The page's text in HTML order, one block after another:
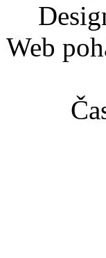
Web